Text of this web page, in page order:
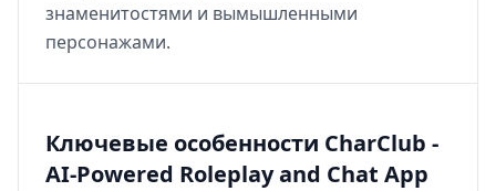
знаменитостями и вымышленными
персонажами.
Ключевые особенности CharClub -
AI-Powered Roleplay and Chat App